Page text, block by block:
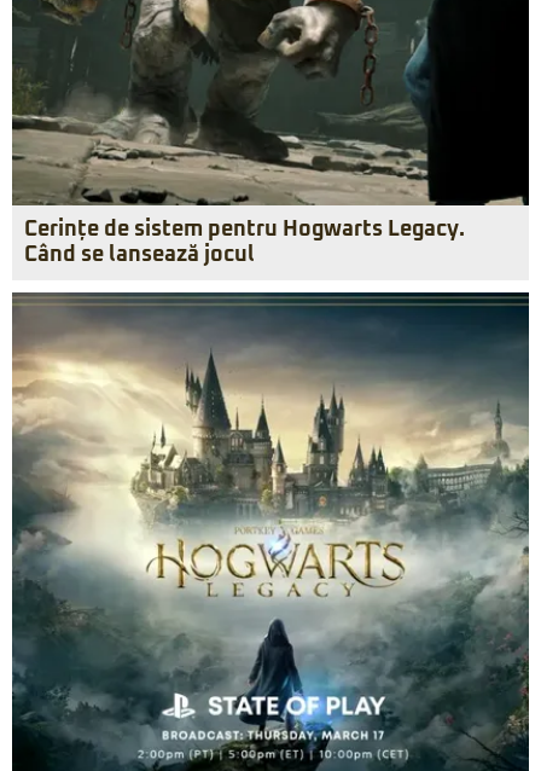
Cerințe de sistem pentru Hogwarts Legacy.
Când se lansează jocul